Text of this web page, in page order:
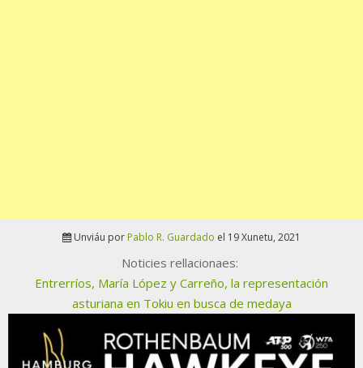
Unviáu por Pablo R. Guardado el 19 Xunetu, 2021
Noticies rellacionaes:
Entrerríos, María López y Carreño, la representación
asturiana en Tokiu en busca de medaya